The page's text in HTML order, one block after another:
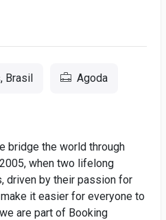
Brasil Agoda
bridge the world through
when two lifelong
driven by their passion for
it easier for everyone to
are part of Booking